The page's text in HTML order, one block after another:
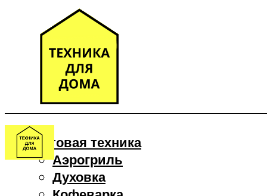
Бытовая техника
Аэрогриль
Духовка